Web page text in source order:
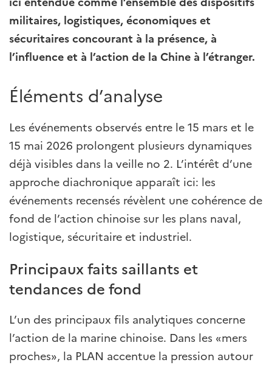
militaires, logistiques, économiques et
sécuritaires concourant à la présence, à
l’influence et à l’action de la Chine à l’étranger.
Éléments d’analyse
Les événements observés entre le 15 mars et le
15 mai 2026 prolongent plusieurs dynamiques
déjà visibles dans la veille no 2. L’intérêt d’une
approche diachronique apparaît ici: les
événements recensés révèlent une cohérence de
fond de l’action chinoise sur les plans naval,
logistique, sécuritaire et industriel.
Principaux faits saillants et
tendances de fond
L’un des principaux fils analytiques concerne
l’action de la marine chinoise. Dans les «mers
proches», la PLAN accentue la pression autour